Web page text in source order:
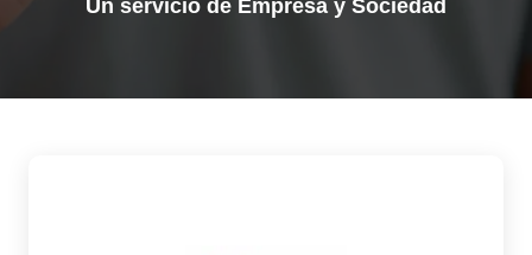
Un servicio de Empresa y Sociedad